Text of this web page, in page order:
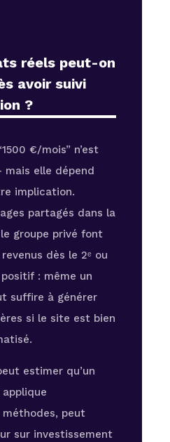
réels peut-on
avoir suivi
?
€/mois” n’est
elle dépend
implication.
partagés dans la
groupe privé font
dès le 2ᵉ ou
: même un
suffire à générer
si le site est bien
estimer qu’un
peut
sur investissement